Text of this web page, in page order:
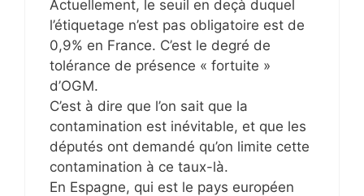
Actuellement, le seuil en deçà duquel
l’étiquetage n’est pas obligatoire est de
0,9% en France. C’est le degré de
tolérance de présence « fortuite »
d’OGM.
C’est à dire que l’on sait que la
contamination est inévitable, et que les
députés ont demandé qu’on limite cette
contamination à ce taux-là.
En Espagne, qui est le pays européen